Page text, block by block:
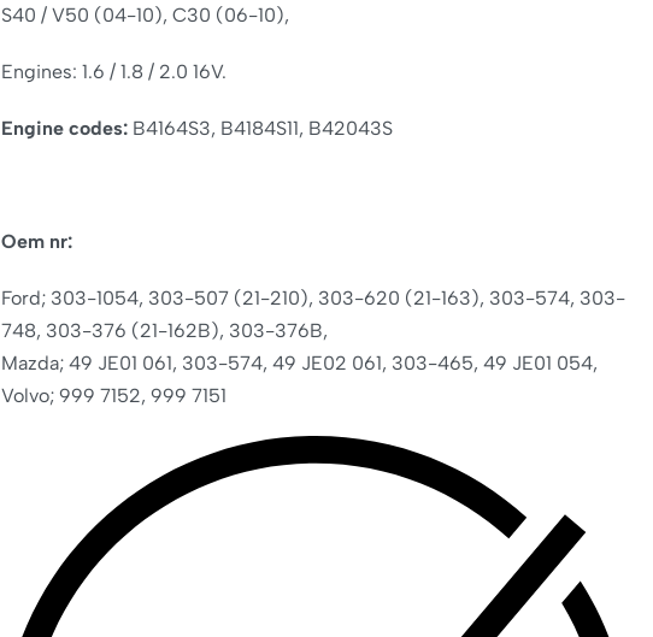
S40 / V50 (04-10), C30 (06-10),
Engines: 1.6 / 1.8 / 2.0 16V.
Engine codes: B4164S3, B4184S11, B42043S
Oem nr:
Ford; 303-1054, 303-507 (21-210), 303-620 (21-163), 303-574, 303-
748, 303-376 (21-162B), 303-376B,
Mazda; 49 JE01 061, 303-574, 49 JE02 061, 303-465, 49 JE01 054,
Volvo; 999 7152, 999 7151